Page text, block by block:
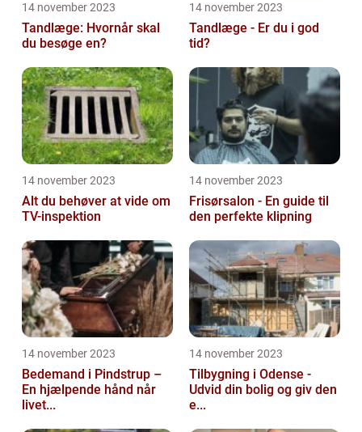
14 november 2023
Tandlæge: Hvornår skal
du besøge en?
14 november 2023
Tandlæge - Er du i god
tid?
14 november 2023
Alt du behøver at vide om
TV-inspektion
14 november 2023
Frisørsalon - En guide til
den perfekte klipning
14 november 2023
Bedemand i Pindstrup –
En hjælpende hånd når
livet...
14 november 2023
Tilbygning i Odense -
Udvid din bolig og giv den
e...